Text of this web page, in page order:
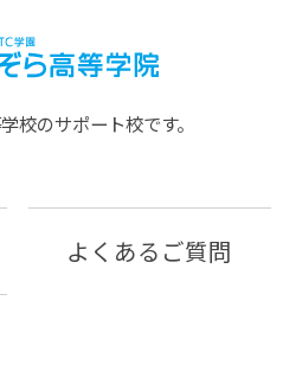
校のサポート校です。
よくあるご質問